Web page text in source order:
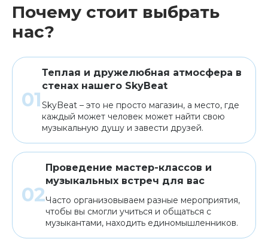
Почему стоит выбрать
нас?
Теплая и дружелюбная атмосфера в
стенах нашего SkyBeat
SkyBeat – это не просто магазин, а место, где
каждый может человек может найти свою
музыкальную душу и завести друзей.
Проведение мастер-классов и
музыкальных встреч для вас
Часто организовываем разные мероприятия,
чтобы вы смогли учиться и общаться с
музыкантами, находить единомышленников.